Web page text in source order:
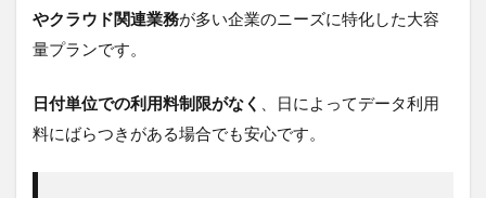
やクラウド関連業務が多い企業のニーズに特化した大容
量プランです。
日付単位での利用料制限がなく
、日によってデータ利用
料にばらつきがある場合でも安心です。